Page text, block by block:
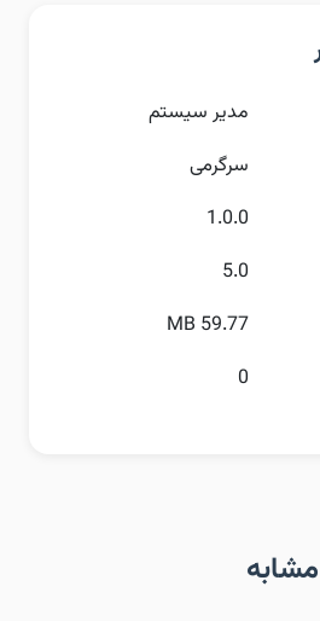
مدیر سیستم
سرگرمی
1.0.0
5.0
59.77 MB
0